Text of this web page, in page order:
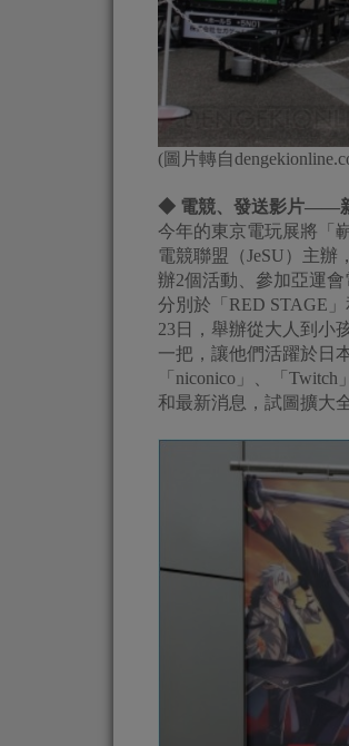
(圖片轉自
◆ 電競、發送影片——
今年的東京電玩展將「
電競聯盟（JeSU）主辦
辦2個活動、參加亞運
分別於「RED STAGE
23日，舉辦從大人到小
一把，讓他們活躍於日
「niconico」、「
和最新消息，試圖擴大